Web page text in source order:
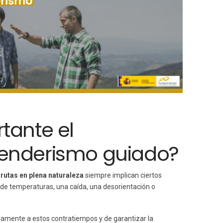
el
guiado?
rutas en plena naturaleza siempre implican ciertos
temperaturas, una caída, una desorientación o
a estos contratiempos y de garantizar la